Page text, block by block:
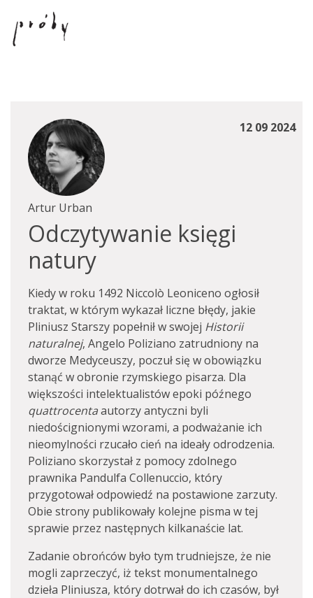
12 09 2024
Artur Urban
Odczytywanie księgi
natury
Kiedy w roku 1492 Niccolò Leoniceno ogłosił
traktat, w którym wykazał liczne błędy, jakie
Pliniusz Starszy popełnił w swojej Historii
naturalnej, Angelo Poliziano zatrudniony na
dworze Medyceuszy, poczuł się w obowiązku
stanąć w obronie rzymskiego pisarza. Dla
większości intelektualistów epoki późnego
quattrocentaautorzy antyczni byli
niedoścignionymi wzorami, a podważanie ich
nieomylności rzucało cień na ideały odrodzenia.
Poliziano skorzystał z pomocy zdolnego
prawnika Pandulfa Collenuccio, który
przygotował odpowiedź na postawione zarzuty.
Obie strony publikowały kolejne pisma w tej
sprawie przez następnych kilkanaście lat.
Zadanie obrońców było tym trudniejsze, że nie
mogli zaprzeczyć, iż tekst monumentalnego
dzieła Pliniusza, który dotrwał do ich czasów, był